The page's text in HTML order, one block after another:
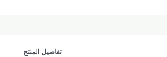
تفاصيل المنتج